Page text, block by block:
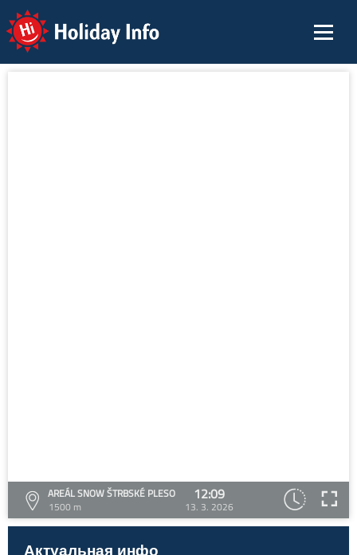
Holiday Info
AREÁL SNOW ŠTRBSKÉ PLESO
1500 m
12:09
13. 3. 2026
Актуальная инфо